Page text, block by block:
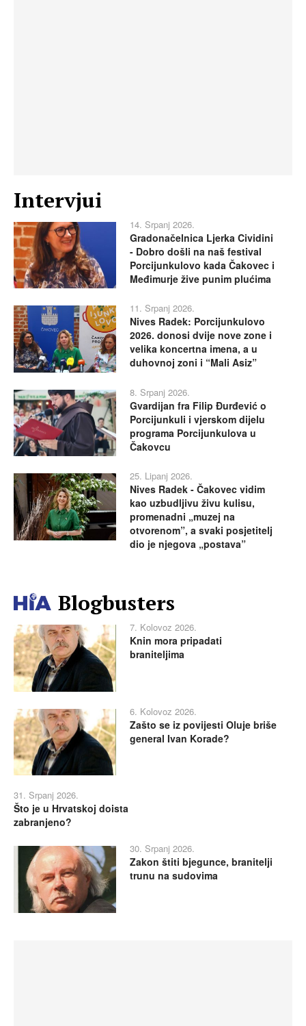
Intervjui
14. Srpanj 2026.
Gradonačelnica Ljerka Cividini
- Dobro došli na naš festival
Porcijunkulovo kada Čakovec i
Međimurje žive punim plućima
11. Srpanj 2026.
Nives Radek: Porcijunkulovo
2026. donosi dvije nove zone i
velika koncertna imena, a u
duhovnoj zoni i “Mali Asiz”
8. Srpanj 2026.
Gvardijan fra Filip Đurđević o
Porcijunkuli i vjerskom dijelu
programa Porcijunkulova u
Čakovcu
25. Lipanj 2026.
Nives Radek - Čakovec vidim
kao uzbudljivu živu kulisu,
promenadni „muzej na
otvorenom”, a svaki posjetitelj
dio je njegova „postava”
Blogbusters
7. Kolovoz 2026.
Knin mora pripadati
braniteljima
6. Kolovoz 2026.
Zašto se iz povijesti Oluje briše
general Ivan Korade?
31. Srpanj 2026.
Što je u Hrvatskoj doista
zabranjeno?
30. Srpanj 2026.
Zakon štiti bjegunce, branitelji
trunu na sudovima